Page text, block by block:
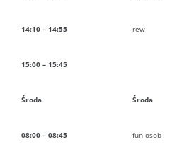
14:10 – 14:55 rew
15:00 – 15:45
Środa Środa
08:00 – 08:45 fun osob